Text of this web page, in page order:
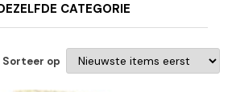
CATEGORIE
Sorteer op